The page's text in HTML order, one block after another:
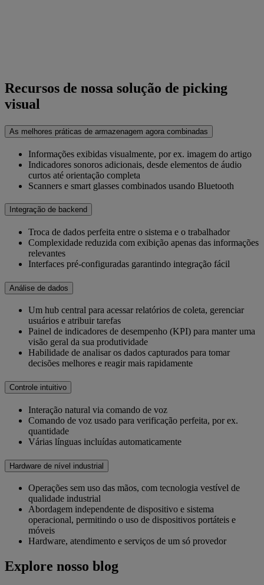
Recursos de nossa solução de picking
visual
As melhores práticas de armazenagem agora combinadas
Informações exibidas visualmente, por ex. imagem do artigo
Indicadores sonoros adicionais, desde elementos de áudio
curtos até orientação completa
Scanners e smart glasses combinados usando Bluetooth
Integração de backend
Troca de dados perfeita entre o sistema e o trabalhador
Complexidade reduzida com exibição apenas das informações
relevantes
Interfaces pré-configuradas garantindo integração fácil
Análise de dados
Um hub central para acessar relatórios de coleta, gerenciar
usuários e atribuir tarefas
Painel de indicadores de desempenho (KPI) para manter uma
visão geral da sua produtividade
Habilidade de analisar os dados capturados para tomar
decisões melhores e reagir mais rapidamente
Controle intuitivo
Interação natural via comando de voz
Comando de voz usado para verificação perfeita, por ex.
quantidade
Várias línguas incluídas automaticamente
Hardware de nível industrial
Operações sem uso das mãos, com tecnologia vestível de
qualidade industrial
Abordagem independente de dispositivo e sistema
operacional, permitindo o uso de dispositivos portáteis e
móveis
Hardware, atendimento e serviços de um só provedor
Explore nosso blog